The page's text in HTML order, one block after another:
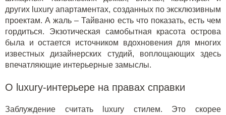
других luxury апартаментах, созданных по эксклюзивным
проектам. А жаль – Тайваню есть что показать, есть чем
гордиться. Экзотическая самобытная красота острова
была и остается источником вдохновения для многих
известных дизайнерских студий, воплощающих здесь
впечатляющие интерьерные замыслы.
О luxury-интерьере на правах справки
Заблуждение считать luxury стилем. Это скорее